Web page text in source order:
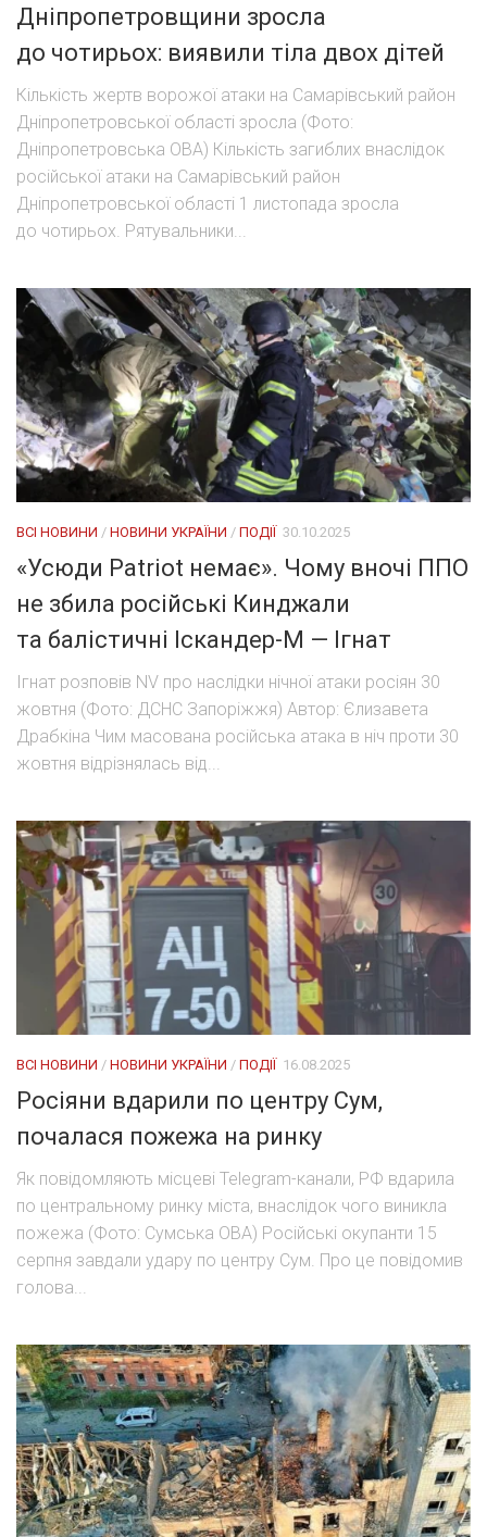
Дніпропетровщини зросла
до чотирьох: виявили тіла двох дітей
Кількість жертв ворожої атаки на Самарівський район
Дніпропетровської області зросла (Фото:
Дніпропетровська ОВА) Кількість загиблих внаслідок
російської атаки на Самарівський район
Дніпропетровської області 1 листопада зросла
до чотирьох. Рятувальники...
ВСІ НОВИНИ / НОВИНИ УКРАЇНИ / ПОДІЇ 30.10.2025
«Усюди Patriot немає». Чому вночі ППО
не збила російські Кинджали
та балістичні Іскандер-М — Ігнат
Ігнат розповів NV про наслідки нічної атаки росіян 30
жовтня (Фото: ДСНС Запоріжжя) Автор: Єлизавета
Драбкіна Чим масована російська атака в ніч проти 30
жовтня відрізнялась від...
ВСІ НОВИНИ / НОВИНИ УКРАЇНИ / ПОДІЇ 16.08.2025
Росіяни вдарили по центру Сум,
почалася пожежа на ринку
Як повідомляють місцеві Telegram-канали, РФ вдарила
по центральному ринку міста, внаслідок чого виникла
пожежа (Фото: Сумська ОВА) Російські окупанти 15
серпня завдали удару по центру Сум. Про це повідомив
голова...